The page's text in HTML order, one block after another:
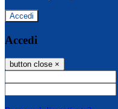
Accedi
Accedi
button close ×